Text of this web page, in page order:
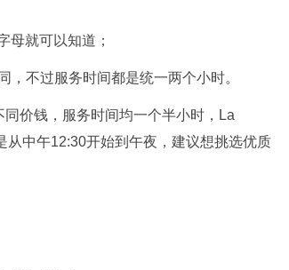
母就可以知道；
不过服务时间都是统一两个小时。
价钱，服务时间均一个半小时，La
从中午12:30开始到午夜，建议想挑选优质